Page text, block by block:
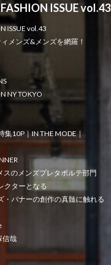
ISSUE vol.43
ISSUE vol.43
メンズ&メンズを網羅！
NY TOKYO
集10P｜IN THE MODE｜
のメンズプレタポルテ部門
クターとなる
・バナーの創作の真髄に触れる
信哉